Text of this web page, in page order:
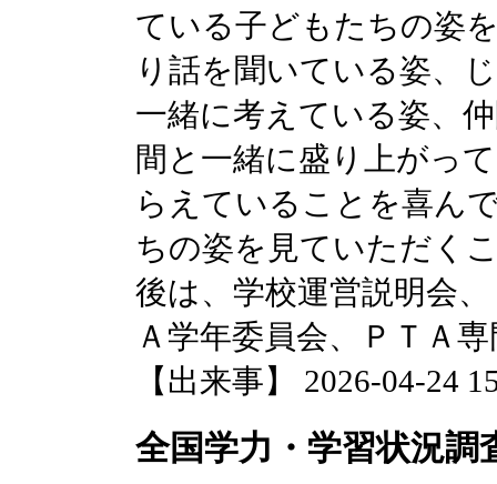
ている子どもたちの姿
り話を聞いている姿、
一緒に考えている姿、
間と一緒に盛り上がっ
らえていることを喜ん
ちの姿を見ていただく
後は、学校運営説明会
Ａ学年委員会、ＰＴＡ
【出来事】 2026-04-24
全国学力・学習状況調